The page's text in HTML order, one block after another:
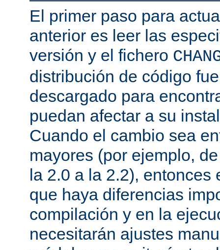
El primer paso para
anterior es leer las
versión y el fichero
distribución de código
descargado para
puedan afectar a su
Cuando el cambio sea
mayores (por ejemplo,
la 2.0 a la 2.2), entonces
que haya diferencias
compilación y en la
necesitarán ajustes